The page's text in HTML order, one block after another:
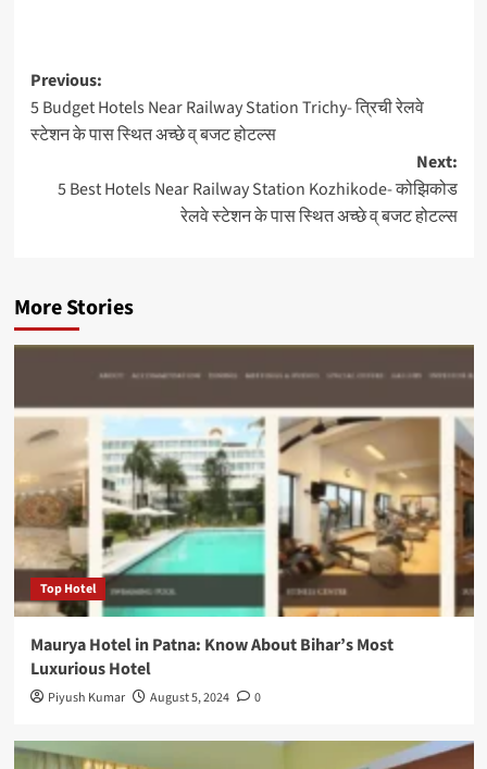
Previous:
5 Budget Hotels Near Railway Station Trichy- त्रिची रेलवे
स्टेशन के पास स्थित अच्छे व् बजट होटल्स
Next:
5 Best Hotels Near Railway Station Kozhikode- कोझिकोड
रेलवे स्टेशन के पास स्थित अच्छे व् बजट होटल्स
More Stories
Top Hotel
Maurya Hotel in Patna: Know About Bihar’s Most
Luxurious Hotel
Piyush Kumar August 5, 2024 0